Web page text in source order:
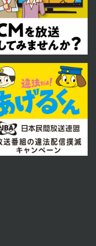
日 放送
山本・大人気商品
ギスカンを味わ
日 放送
ぽろ落語まつり！】
ろーど厚田」をご紹